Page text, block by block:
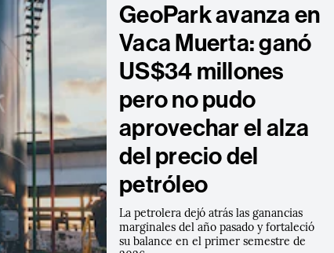
GeoPark avanza en
Vaca Muerta: ganó
US$34 millones
pero no pudo
aprovechar el alza
del precio del
petróleo
La petrolera dejó atrás las ganancias
marginales del año pasado y fortaleció
su balance en el primer semestre de